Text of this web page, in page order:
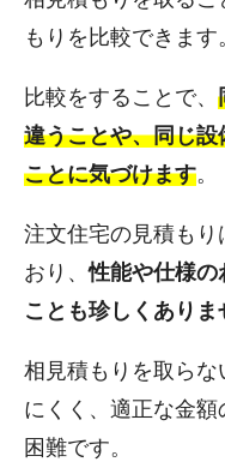
もりを比較できます
比較をすることで、
違うことや、同じ
ことに気づけます。
注文住宅の見積も
おり、性能や仕様の
ことも珍しくありま
相見積もりを取らな
にくく、適正な金
困難です。